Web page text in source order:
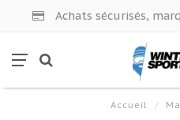
Achats sécurisés,
Accueil /